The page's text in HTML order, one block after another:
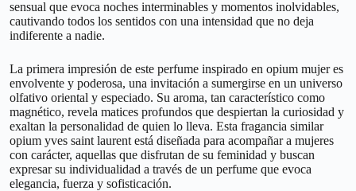
sensual que evoca noches interminables y momentos inolvidables,
cautivando todos los sentidos con una intensidad que no deja
indiferente a nadie.
La primera impresión de este perfume inspirado en opium mujer es
envolvente y poderosa, una invitación a sumergirse en un universo
olfativo oriental y especiado. Su aroma, tan característico como
magnético, revela matices profundos que despiertan la curiosidad y
exaltan la personalidad de quien lo lleva. Esta fragancia similar
opium yves saint laurent está diseñada para acompañar a mujeres
con carácter, aquellas que disfrutan de su feminidad y buscan
expresar su individualidad a través de un perfume que evoca
elegancia, fuerza y sofisticación.